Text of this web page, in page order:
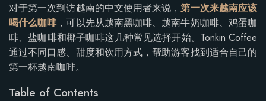
对于第一次到访越南的中文使用者来说，第一次来越南应该
喝什么咖啡 ，可以先从越南黑咖啡、越南牛奶咖啡、鸡蛋咖
啡、盐咖啡和椰子咖啡这几种常见选择开始。Tonkin Coffee
通过不同口感、甜度和饮用方式，帮助游客找到适合自己的
第一杯越南咖啡。
Table of Contents